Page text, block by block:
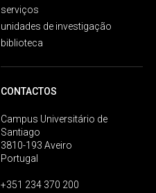
serviços
unidades de investigação
biblioteca
CONTACTOS
Campus Universitário de
Santiago
3810-193 Aveiro
Portugal
+351 234 370 200